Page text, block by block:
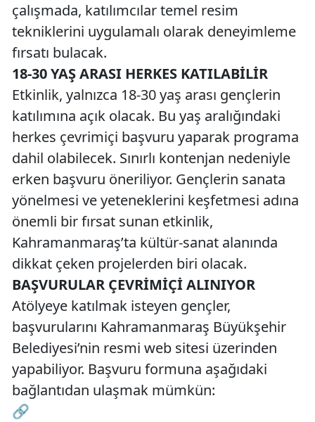
çalışmada, katılımcılar temel resim
tekniklerini uygulamalı olarak deneyimleme
fırsatı bulacak.
18-30 YAŞ ARASI HERKES KATILABİLİR
Etkinlik, yalnızca 18-30 yaş arası gençlerin
katılımına açık olacak. Bu yaş aralığındaki
herkes çevrimiçi başvuru yaparak programa
dahil olabilecek. Sınırlı kontenjan nedeniyle
erken başvuru öneriliyor. Gençlerin sanata
yönelmesi ve yeteneklerini keşfetmesi adına
önemli bir fırsat sunan etkinlik,
Kahramanmaraş’ta kültür-sanat alanında
dikkat çeken projelerden biri olacak.
BAŞVURULAR ÇEVRİMİÇİ ALINIYOR
Atölyeye katılmak isteyen gençler,
başvurularını Kahramanmaraş Büyükşehir
Belediyesi’nin resmi web sitesi üzerinden
yapabiliyor. Başvuru formuna aşağıdaki
bağlantıdan ulaşmak mümkün:
🔗